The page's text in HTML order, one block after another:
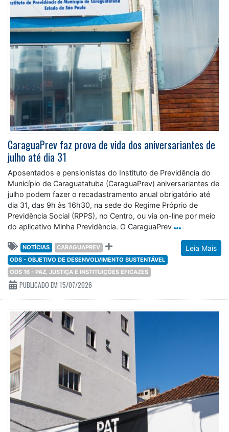
CaraguaPrev faz prova de vida dos aniversariantes de
julho até dia 31
Aposentados e pensionistas do Instituto de Previdência do
Município de Caraguatatuba (CaraguaPrev) aniversariantes de
julho podem fazer o recadastramento anual obrigatório até
dia 31, das 9h às 16h30, na sede do Regime Próprio de
Previdência Social (RPPS), no Centro, ou via on-line por meio
do aplicativo Minha Previdência. O CaraguaPrev
Leia Mais
NOTÍCIAS
CARAGUAPREV
ODS - OBJETIVO DE DESENVOLVIMENTO SUSTENTÁVEL
ODS 16 - PAZ, JUSTIÇA E INSTITUIÇÕES EFICAZES
PUBLICADO EM 15/07/2026